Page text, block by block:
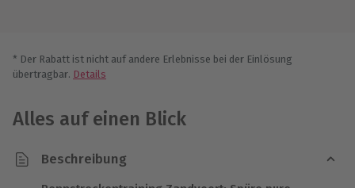
* Der Rabatt ist nicht auf andere Erlebnisse bei der Einlösung
übertragbar. Details
Alles auf einen Blick
Beschreibung